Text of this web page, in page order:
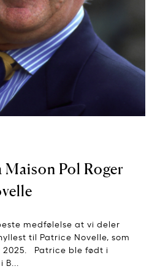
Pol Roger
medfølelse at vi deler
til Patrice Novelle, som
2025. Patrice ble født i